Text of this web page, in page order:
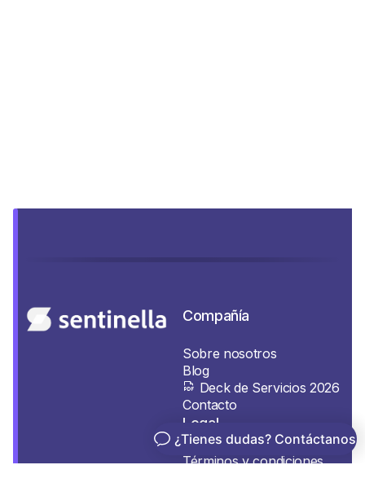
Compañía
Sobre nosotros
Blog
Deck de Servicios 2026
Contacto
Legal
Términos y condiciones